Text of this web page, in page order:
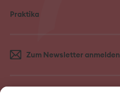
Praktika
Zum Newsletter anmelden